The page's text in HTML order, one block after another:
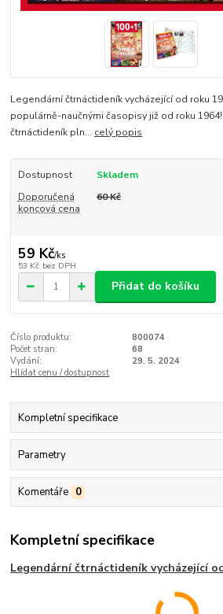
Legendární čtrnáctideník vycházející od roku
populárně-naučnými časopisy již od roku 1964!
čtrnáctideník pln... celý popis
Dostupnost
Skladem
Doporučená
koncová cena
60 Kč
59 Kč/ks
53 Kč bez DPH
Přidat do košíku
Číslo produktu:
800074
Počet stran:
68
Vydání:
29. 5. 2024
Hlídat cenu / dostupnost
Kompletní specifikace
Parametry
Komentáře 0
Kompletní specifikace
Legendární čtrnáctideník vycházející